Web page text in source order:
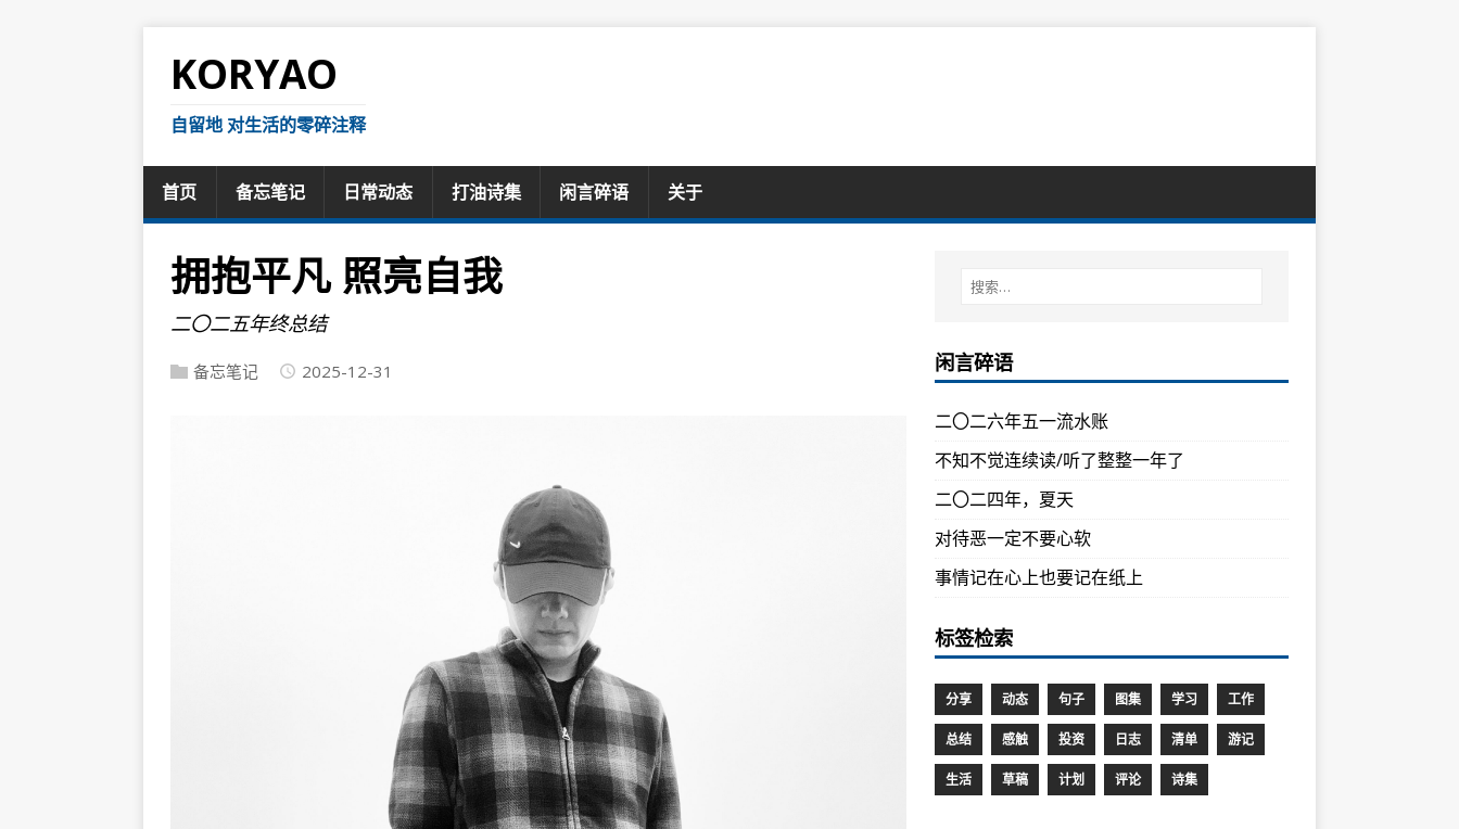
KORYAO
自留地 对生活的零碎注释
首页 备忘笔记 日常动态 打油诗集 闲言碎语 关于
拥抱平凡 照亮自我
二〇二五年终总结
备忘笔记 2025-12-31 闲言碎语
二〇二六年五一流水账
不知不觉连续读/听了整整一年了
二〇二四年，夏天
对待恶一定不要心软
事情记在心上也要记在纸上
标签检索
分享 动态 句子 图集 学习 工作
总结 感触 投资 日志 清单 游记
生活 草稿 计划 评论 诗集